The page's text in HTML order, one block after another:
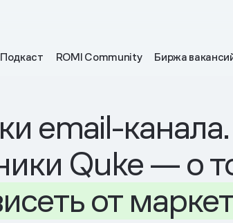
Подкаст ROMI Community Биржа
email-
Quke — о
от